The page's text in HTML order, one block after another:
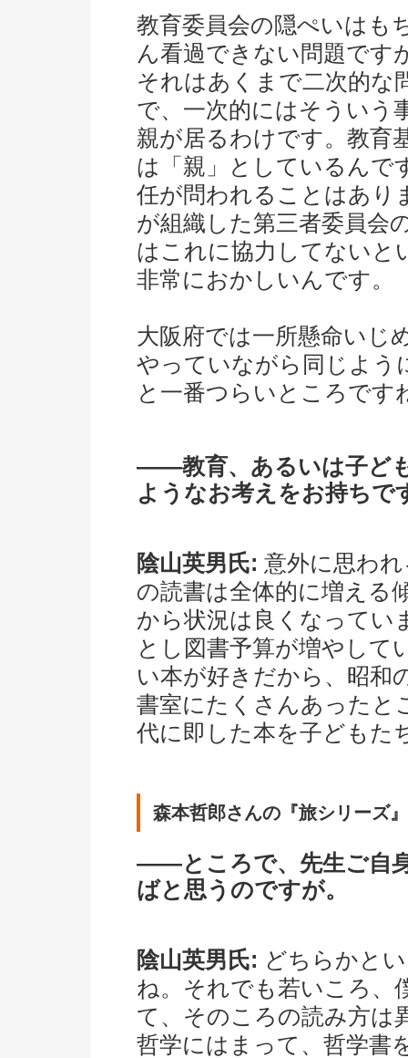
教育委員会の隠ぺいはも
ん看過できない問題です
それはあくまで二次的な
で、一次的にはそういう
親が居るわけです。教育
は「親」としているんで
任が問われることはあり
が組織した第三者委員会
はこれに協力してないと
非常におかしいんです。
大阪府では一所懸命いじ
やっていながら同じよう
と一番つらいところです
――教育、あるいは子ど
ようなお考えをお持ちで
陰山英男氏: 意外に思わ
の読書は全体的に増える
から状況は良くなってい
とし図書予算が増やして
い本が好きだから、昭和
書室にたくさんあったと
代に即した本を子どもた
森本哲郎さんの『旅シリーズ
――ところで、先生ご自
ばと思うのですが。
陰山英男氏: どちらかと
ね。それでも若いころ、
て、そのころの読み方は
哲学にはまって、哲学書